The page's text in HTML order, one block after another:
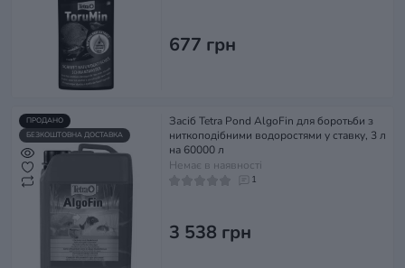
677 грн
ПРОДАНО
БЕЗКОШТОВНА ДОСТАВКА
Засіб Tetra Pond AlgoFin для боротьби з
ниткоподібними водоростями у ставку, 3 л
на 60000 л
Немає в наявності
1
3 538 грн